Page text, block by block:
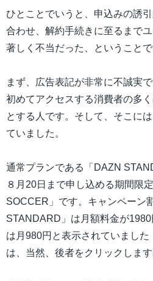
ひとことでいうと、申込みの誘
合わせ、解約手続きに至るまで
著しく不当だった、ということで
まず、広告表記が非常に不誠実
初めてアクセスする消費者の多
とする人です。そして、そこに
ていました。
通常プランである「DAZN
８月20日まで申し込める期間限
SOCCER」です。キャンペーン
STANDARD」は月額料金が1980
は月980円と表示されていまし
は、当然、後者をクリックします